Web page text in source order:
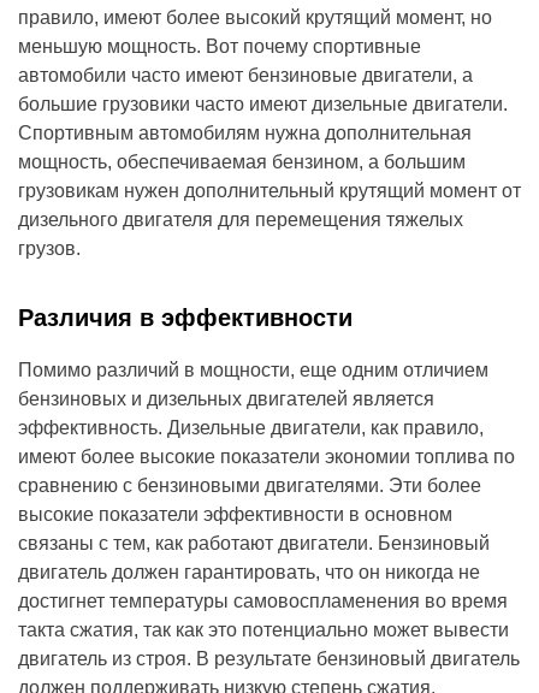
правило, имеют более высокий крутящий момент, но
меньшую мощность. Вот почему спортивные
автомобили часто имеют бензиновые двигатели, а
большие грузовики часто имеют дизельные двигатели.
Спортивным автомобилям нужна дополнительная
мощность, обеспечиваемая бензином, а большим
грузовикам нужен дополнительный крутящий момент от
дизельного двигателя для перемещения тяжелых
грузов.
Различия в эффективности
Помимо различий в мощности, еще одним отличием
бензиновых и дизельных двигателей является
эффективность. Дизельные двигатели, как правило,
имеют более высокие показатели экономии топлива по
сравнению с бензиновыми двигателями. Эти более
высокие показатели эффективности в основном
связаны с тем, как работают двигатели. Бензиновый
двигатель должен гарантировать, что он никогда не
достигнет температуры самовоспламенения во время
такта сжатия, так как это потенциально может вывести
двигатель из строя. В результате бензиновый двигатель
должен поддерживать низкую степень сжатия.